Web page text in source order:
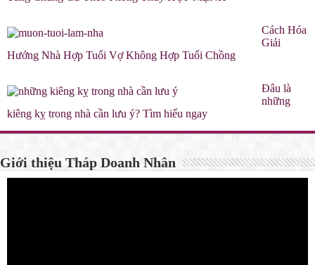
Cách Hóa
Giải
Hướng Nhà Hợp Tuổi Vợ Không Hợp Tuổi Chồng
Đâu là
những
kiêng kỵ trong nhà cần lưu ý? Tìm hiểu ngay
Giới thiệu Tháp Doanh Nhân